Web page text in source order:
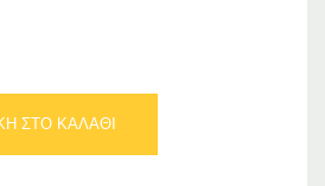
ΣΤΟ ΚΑΛΆΘΙ